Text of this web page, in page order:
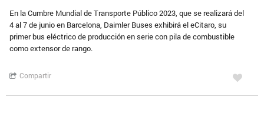
En la Cumbre Mundial de Transporte Público 2023, que se realizará del
4 al 7 de junio en Barcelona, Daimler Buses exhibirá el eCitaro, su
primer bus eléctrico de producción en serie con pila de combustible
como extensor de rango.
Compartir